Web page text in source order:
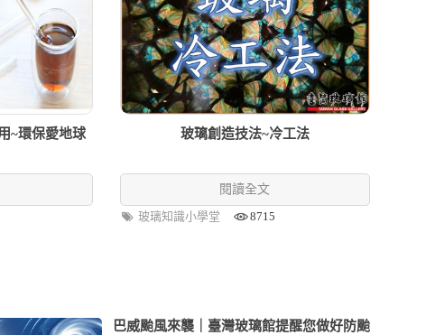
~環保愛地球
玻璃創造技法~冷工法
閱讀全文
玻璃知識小學堂
8715
巴威颱風來襲｜臺灣玻璃館提醒您做好防颱